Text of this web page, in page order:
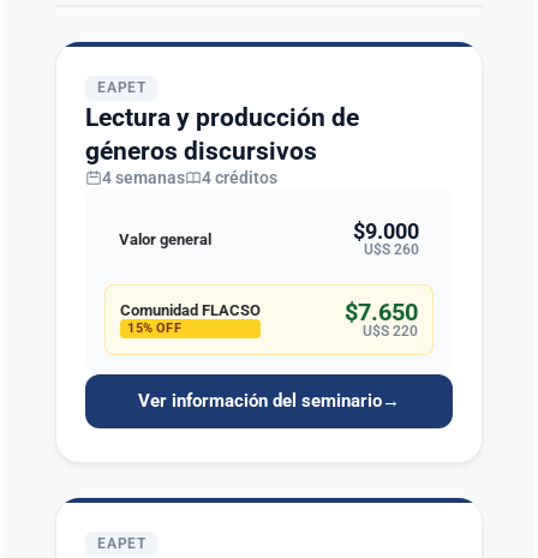
EAPET
Lectura y producción de
géneros discursivos
4 semanas 4 créditos
Valor general $9.000
U$S 260
Comunidad FLACSO
15% OFF
$7.650
U$S 220
Ver información del seminario→
EAPET